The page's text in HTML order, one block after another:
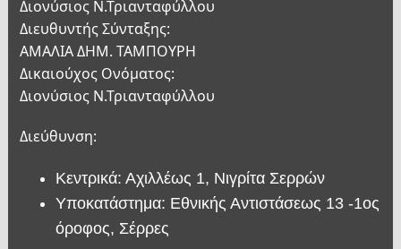
Διονύσιος Ν.Τριανταφύλλου
Διευθυντής Σύνταξης:
ΑΜΑΛΙΑ ΔΗΜ. ΤΑΜΠΟΥΡΗ
Δικαιούχος Ονόματος:
Διονύσιος Ν.Τριανταφύλλου
Διεύθυνση:
Κεντρικά: Αχιλλέως 1, Νιγρίτα Σερρών
Υποκατάστημα: Εθνικής Αντιστάσεως 13 -1ος
όροφος, Σέρρες